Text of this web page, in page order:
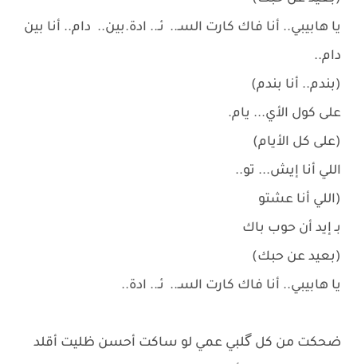
​يا هابيبي.. أنا فاك كارت السـ.. ئـ.. ادة.بين.. دام.. أنا بين
دام..
(بندم.. أنا بندم)
​على كول الأي... يام.
(على كل الأيام)
​اللي أنا إيش... تو..
(اللي أنا عشتو
​بـ إيد أن حوب باك
(بعيد عن حبك)
​يا هابيبي.. أنا فاك كارت السـ.. ئـ.. ادة..
​ضحكت من كل گلبي عمي لو ساكت أحسن ظليت أقلد